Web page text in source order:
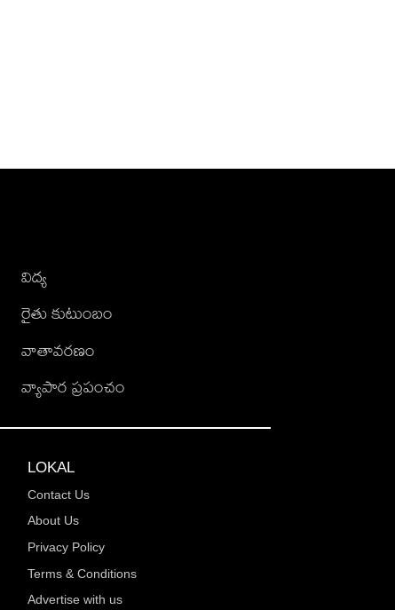
విద్య
రైతు కుటుంబం
వాతావరణం
వ్యాపార ప్రపంచం
LOKAL
Contact Us
About Us
Privacy Policy
Terms & Conditions
Advertise with us